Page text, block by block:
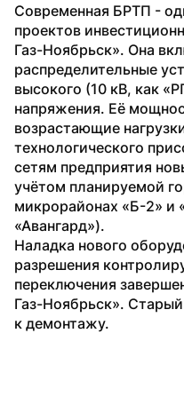
Современная БРТП -
проектов
Газ-Ноябрьск». Она
распределительные
высокого (10 кВ, как
напряжения. Её
возрастающие
технологического
сетям предприятия
учётом планируемой
микрорайонах «Б-2» и
«Авангард»).
Наладка нового
разрешения
переключения
Газ-Ноябрьск».
к демонтажу.